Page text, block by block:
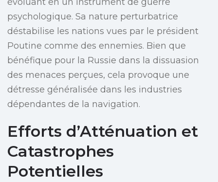
psychologique. Sa nature perturbatrice
déstabilise les nations vues par le président
Poutine comme des ennemies. Bien que
bénéfique pour la Russie dans la dissuasion
des menaces perçues, cela provoque une
détresse généralisée dans les industries
dépendantes de la navigation.
Efforts d’Atténuation et
Catastrophes
Potentielles